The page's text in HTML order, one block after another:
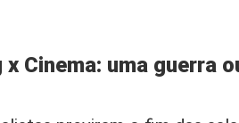
x Cinema: uma guerra